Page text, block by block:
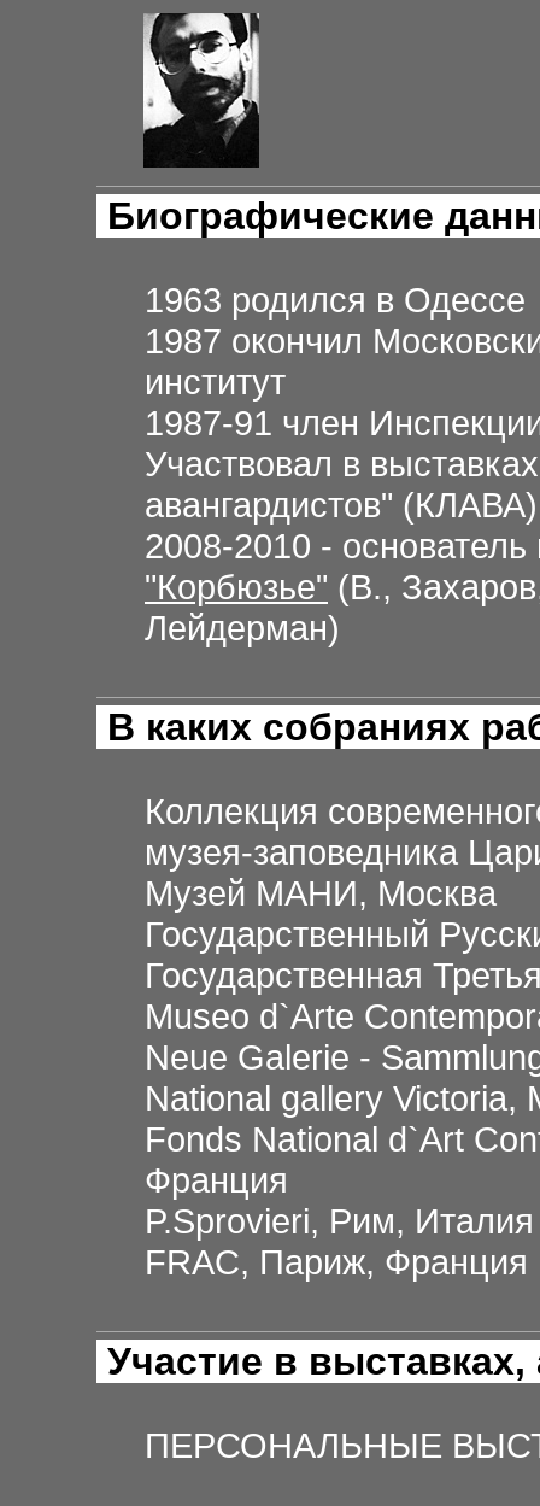
Биографические
1963 родился в Одессе
1987 окончил
институт
1987-91 член
Участвовал в
авангардистов" (КЛАВА)
2008-2010 -
"Корбюзье" (В.,
Лейдерман)
В каких собраниях
Коллекция
музея-заповедника
Музей МАНИ, Москва
Государственный
Государственная
Museo d`Arte
Neue Galerie -
National gallery Victoria,
Fonds National d`Art
Франция
P.Sprovieri, Рим, Италия
FRAC, Париж, Франция
Участие в
ПЕРСОНАЛЬНЫЕ